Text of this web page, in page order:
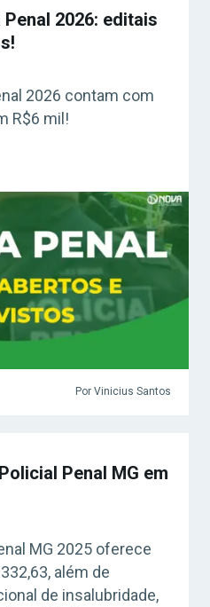
2026: editais
2026 contam com
R$6 mil!
Por Vinicius Santos
Penal MG em
MG 2025 oferece
além de
de insalubridade,